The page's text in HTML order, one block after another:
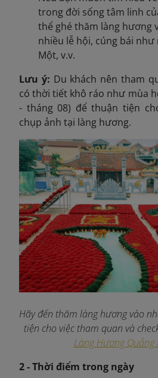
trong đời sống tâm linh
thể ghé thăm làng hương
nhiều lễ hội, cúng bái
Một, v.v.
Lưu ý: Du khách nên tham
có thời tiết khô ráo như mùa
- tháng 08) để thuận tiện
chụp ảnh tại làng hương.
Hãy đến thăm làng hương vào
tiện cho việc tham quan và
Làng Hương Quảng
2 - Thời điểm trong ngày